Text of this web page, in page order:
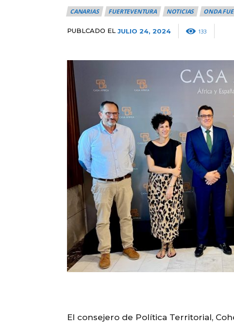
CANARIAS FUERTEVENTURA NOTICIAS ONDA
PUBLCADO EL JULIO 24, 2024 133
El consejero de Política Territorial,